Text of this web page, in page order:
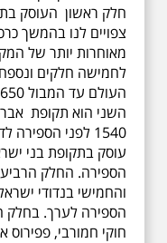
חלק ראשון העוסק
צפויים לנו בהמשך
מאוחרות יותר של
לחמישה חלקים
1540 לפני
הספירה. החלק
הספירה לערך. בחלק
חוקי חמורבי, פפירוס